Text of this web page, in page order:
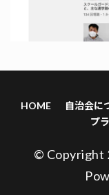
HOME 自治会に
プ
© Copyright